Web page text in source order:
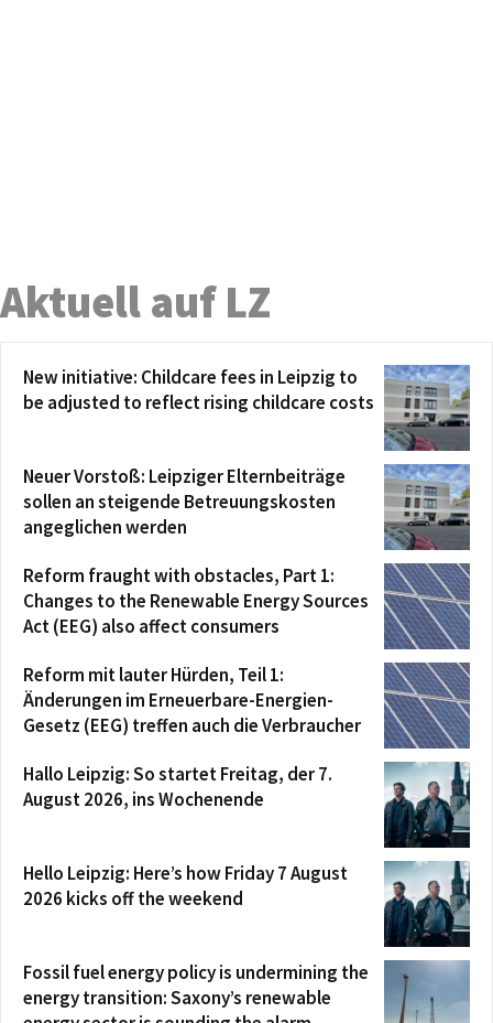
Aktuell auf LZ
New initiative: Childcare fees in Leipzig to
be adjusted to reflect rising childcare costs
Neuer Vorstoß: Leipziger Elternbeiträge
sollen an steigende Betreuungskosten
angeglichen werden
Reform fraught with obstacles, Part 1:
Changes to the Renewable Energy Sources
Act (EEG) also affect consumers
Reform mit lauter Hürden, Teil 1:
Änderungen im Erneuerbare-Energien-
Gesetz (EEG) treffen auch die Verbraucher
Hallo Leipzig: So startet Freitag, der 7.
August 2026, ins Wochenende
Hello Leipzig: Here’s how Friday 7 August
2026 kicks off the weekend
Fossil fuel energy policy is undermining the
energy transition: Saxony’s renewable